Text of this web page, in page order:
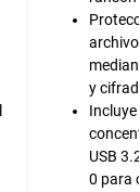
y
USB
0 para